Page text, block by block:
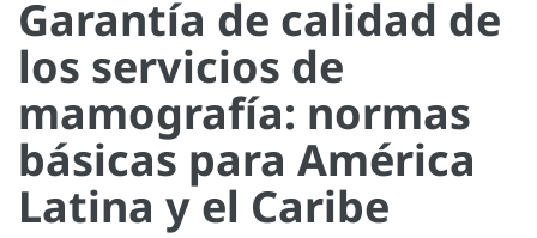
Garantía de calidad de
los servicios de
mamografía: normas
básicas para América
Latina y el Caribe